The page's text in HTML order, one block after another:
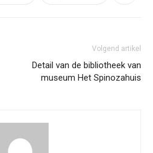
Volgend artikel
Detail van de bibliotheek van
museum Het Spinozahuis